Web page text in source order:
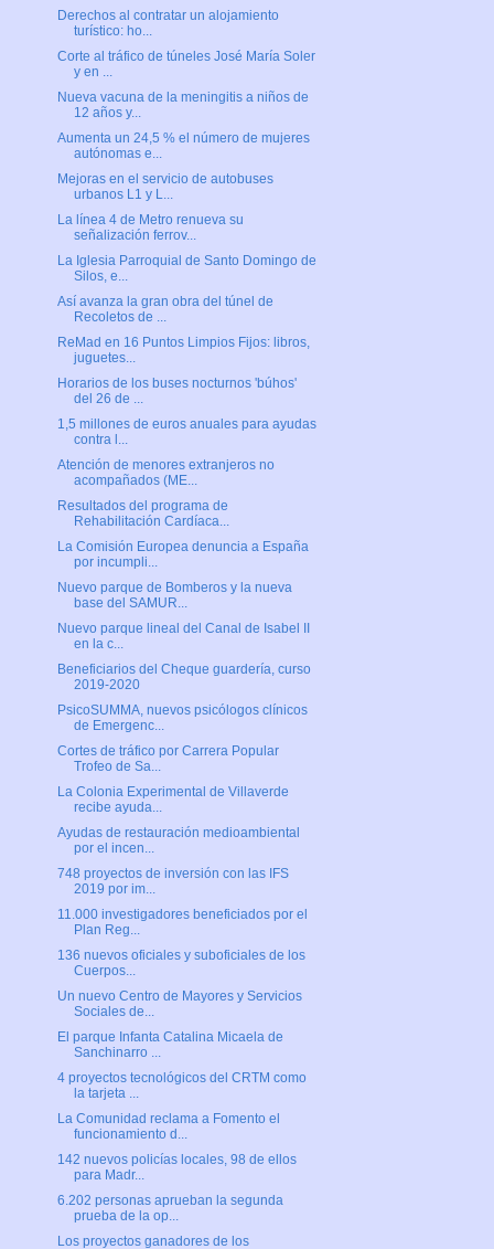
Derechos al contratar un alojamiento
turístico: ho...
Corte al tráfico de túneles José María Soler
y en ...
Nueva vacuna de la meningitis a niños de
12 años y...
Aumenta un 24,5 % el número de mujeres
autónomas e...
Mejoras en el servicio de autobuses
urbanos L1 y L...
La línea 4 de Metro renueva su
señalización ferrov...
La Iglesia Parroquial de Santo Domingo de
Silos, e...
Así avanza la gran obra del túnel de
Recoletos de ...
ReMad en 16 Puntos Limpios Fijos: libros,
juguetes...
Horarios de los buses nocturnos 'búhos'
del 26 de ...
1,5 millones de euros anuales para ayudas
contra l...
Atención de menores extranjeros no
acompañados (ME...
Resultados del programa de
Rehabilitación Cardíaca...
La Comisión Europea denuncia a España
por incumpli...
Nuevo parque de Bomberos y la nueva
base del SAMUR...
Nuevo parque lineal del Canal de Isabel II
en la c...
Beneficiarios del Cheque guardería, curso
2019-2020
PsicoSUMMA, nuevos psicólogos clínicos
de Emergenc...
Cortes de tráfico por Carrera Popular
Trofeo de Sa...
La Colonia Experimental de Villaverde
recibe ayuda...
Ayudas de restauración medioambiental
por el incen...
748 proyectos de inversión con las IFS
2019 por im...
11.000 investigadores beneficiados por el
Plan Reg...
136 nuevos oficiales y suboficiales de los
Cuerpos...
Un nuevo Centro de Mayores y Servicios
Sociales de...
El parque Infanta Catalina Micaela de
Sanchinarro ...
4 proyectos tecnológicos del CRTM como
la tarjeta ...
La Comunidad reclama a Fomento el
funcionamiento d...
142 nuevos policías locales, 98 de ellos
para Madr...
6.202 personas aprueban la segunda
prueba de la op...
Los proyectos ganadores de los